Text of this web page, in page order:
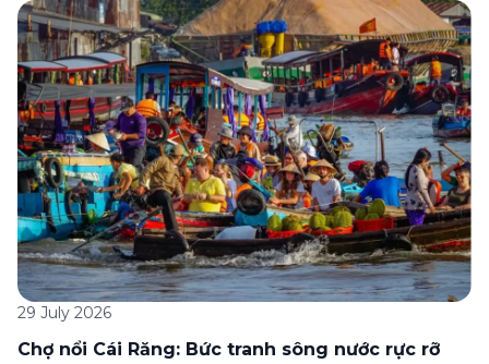
dưới đây sẽ hướng dẫn chi tiết cách tham gia (và hủy tham
gia) gói bảo hiểm này ngay trên ứng dụng Green SM, cùng
những lưu ý quan trọng trước khi […]
29 July 2026
Chợ nổi Cái Răng: Bức tranh sông nước rực rỡ